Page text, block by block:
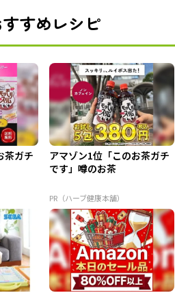
すめレシピ
茶ガチ
アマゾン1位「このお茶ガチ
です」噂のお茶
PR（ハーブ健康本舗）